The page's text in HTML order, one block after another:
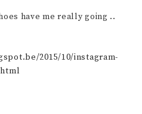
have me really going ..
2015/10/instagram-